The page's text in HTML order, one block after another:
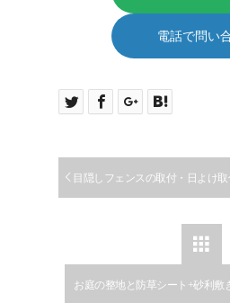
電話で問い
目隠しフェンスの取付・日よけ

お庭の整地と防草シート+砂利